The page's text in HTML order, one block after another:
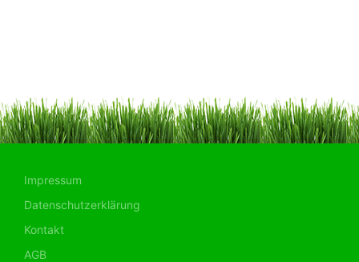
Impressum
Datenschutzerklärung
Kontakt
AGB